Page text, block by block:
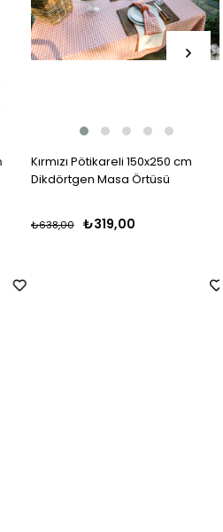
Kırmızı Pötikareli 150x250 cm
Dikdörtgen Masa Örtüsü
₺319,00
₺638,00